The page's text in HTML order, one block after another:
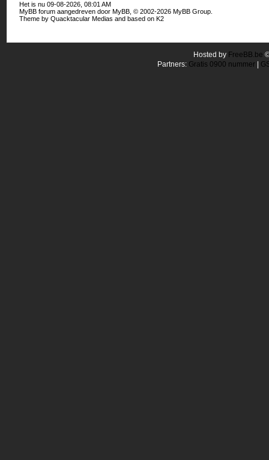
Het is nu 09-08-2026, 08:01 AM
MyBB forum aangedreven doorMyBB , © 2002-2026MyBB Group
Theme byQuacktacular Medias and based onK2
Hosted by FreeBB.be
Partners: Gratis 0900 nummer|